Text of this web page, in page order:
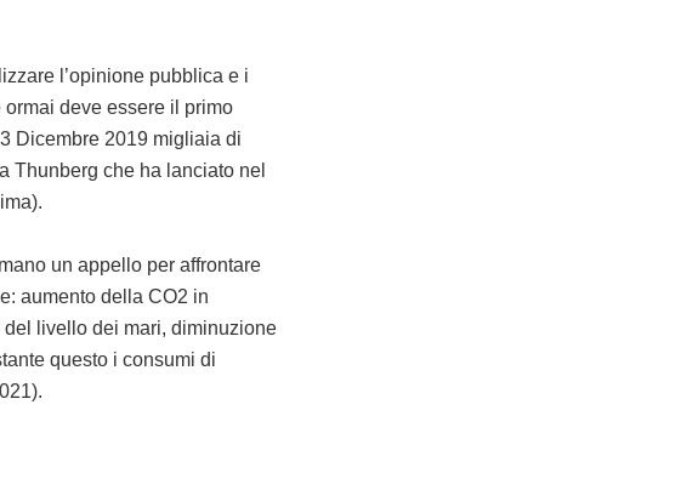
l’opinione pubblica e i
ormai deve essere il primo
Dicembre 2019 migliaia di
Thunberg che ha lanciato nel
un appello per affrontare
aumento della CO2 in
livello dei mari, diminuzione
questo i consumi di